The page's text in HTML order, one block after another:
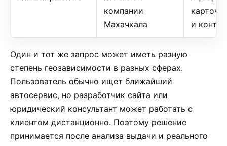
компании
Махачкала
и
Один и тот же запрос может иметь разную
степень геозависимости в разных сферах.
Пользователь обычно ищет ближайший
автосервис, но разработчик сайта или
юридический консультант может работать с
клиентом дистанционно. Поэтому решение
принимается после анализа выдачи и реального